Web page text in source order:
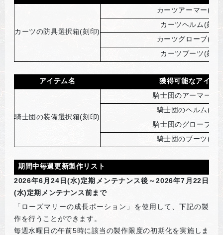
カーツの防具選択箱(刻印)
カーツアーマー(刻
カーツヘルム(刻印
カーツグローブ(刻
カーツブーツ(刻印
アイテム名 獲得可能なアイテ
騎士団の装備選択箱(刻印)
騎士団のアーマー(刻
騎士団のヘルム(刻
騎士団のグローブ(刻
騎士団のブーツ(刻
期間中毎週更新製作リスト
2026年6月24日(水)定期メンテナンス後～2026年7月22日
(水)定期メンテナンス前まで
「ローズマリーの成長ポーション」を使用して、下記の製
作を行うことができます。
毎週水曜日の午前5時に該当の製作限度の初期化を実施しま